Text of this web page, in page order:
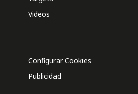
Videos
Configurar Cookies
Publicidad